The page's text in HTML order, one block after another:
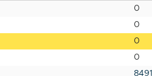
0
0
0
0
8491